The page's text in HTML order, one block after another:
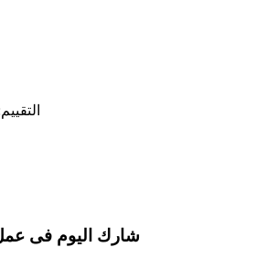
شارك اليوم فى عمل